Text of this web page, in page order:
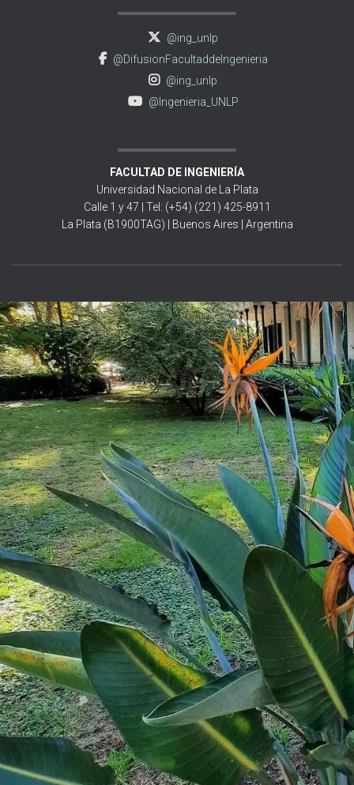
@ing_unlp
@DifusionFacultaddeIngenieria
@ing_unlp
@Ingenieria_UNLP
FACULTAD DE INGENIERÍA
Universidad Nacional de La Plata
Calle 1 y 47 | Tel: (+54) (221) 425-8911
La Plata (B1900TAG) | Buenos Aires | Argentina